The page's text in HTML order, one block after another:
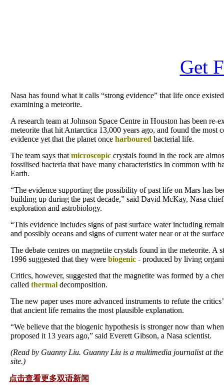
Get
Nasa has found what it calls “strong evidence” that life once
examining a meteorite.
A research team at Johnson Space Centre in Houston has been re-
meteorite that hit Antarctica 13,000 years ago, and found the most
evidence yet that the planet once harboured bacterial life.
The team says that microscopic crystals found in the rock are
fossilised bacteria that have many characteristics in common with
Earth.
“The evidence supporting the possibility of past life on Mars has
building up during the past decade,” said David McKay, Nasa
exploration and astrobiology.
“This evidence includes signs of past surface water including
and possibly oceans and signs of current water near or at the
The debate centres on magnetite crystals found in the meteorite. A
1996 suggested that they were biogenic - produced by living
Critics, however, suggested that the magnetite was formed by a
called thermal decomposition.
The new paper uses more advanced instruments to refute the
that ancient life remains the most plausible explanation.
“We believe that the biogenic hypothesis is stronger now than
proposed it 13 years ago,” said Everett Gibson, a Nasa scientist.
(Read by Guanny Liu. Guanny Liu is a multimedia journalist at
site.)
点击查看更多双语新闻